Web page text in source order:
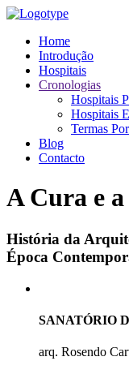
Home
Introdução
Hospitais
Cronologias
Hospitais
Hospitais
Termas
Blog
Contacto
A Cura e
História da
Época
SANATÓRIO
arq. Rosendo